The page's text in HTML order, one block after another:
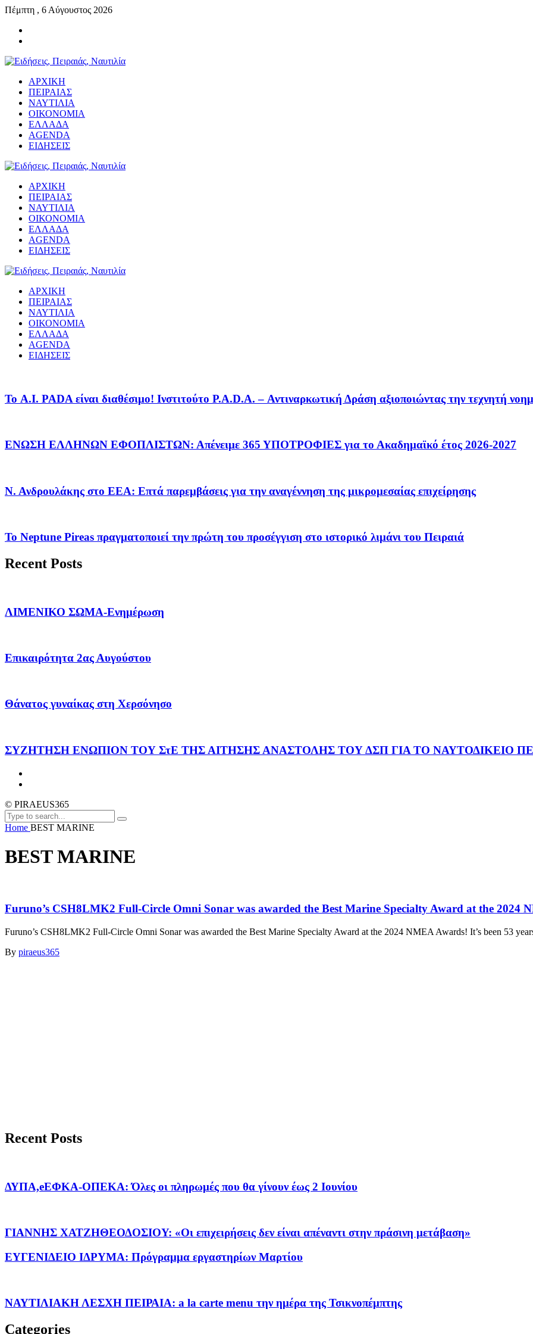
Πέμπτη , 6 Αύγουστος 2026
ΑΡΧΙΚΗ
ΠΕΙΡΑΙΑΣ
ΝΑΥΤΙΛΙΑ
ΟΙΚΟΝΟΜΙΑ
ΕΛΛΑΔΑ
AGENDA
ΕΙΔΗΣΕΙΣ
ΑΡΧΙΚΗ
ΠΕΙΡΑΙΑΣ
ΝΑΥΤΙΛΙΑ
ΟΙΚΟΝΟΜΙΑ
ΕΛΛΑΔΑ
AGENDA
ΕΙΔΗΣΕΙΣ
ΑΡΧΙΚΗ
ΠΕΙΡΑΙΑΣ
ΝΑΥΤΙΛΙΑ
ΟΙΚΟΝΟΜΙΑ
ΕΛΛΑΔΑ
AGENDA
ΕΙΔΗΣΕΙΣ
Το A.I. PADA είναι διαθέσιμο! Ινστιτούτο P.A.D.A. – Αντιναρκωτική Δράση αξιοποιώντας την τεχνητή
ΕΝΩΣΗ ΕΛΛΗΝΩΝ ΕΦΟΠΛΙΣΤΩΝ: Απένειμε 365 ΥΠΟΤΡΟΦΙΕΣ για το Ακαδημαϊκό έτος 2026-2027
Ν. Ανδρουλάκης στο ΕΕΑ: Επτά παρεμβάσεις για την αναγέννηση της μικρομεσαίας επιχείρησης
Το Neptune Pireas πραγματοποιεί την πρώτη του προσέγγιση στο ιστορικό λιμάνι του Πειραιά
Recent Posts
ΛΙΜΕΝΙΚΟ ΣΩΜΑ-Ενημέρωση
Επικαιρότητα 2ας Αυγούστου
Θάνατος γυναίκας στη Χερσόνησο
ΣΥΖΗΤΗΣΗ ΕΝΩΠΙΟΝ ΤΟΥ ΣτΕ ΤΗΣ ΑΙΤΗΣΗΣ ΑΝΑΣΤΟΛΗΣ ΤΟΥ ΔΣΠ ΓΙΑ ΤΟ ΝΑΥΤΟΔΙΚΕΙΟ
© PIRAEUS365
Home BEST MARINE
BEST MARINE
Furuno’s CSH8LMK2 Full-Circle Omni Sonar was awarded the Best Marine Specialty Award at the 2024
Furuno’s CSH8LMK2 Full-Circle Omni Sonar was awarded the Best Marine Specialty Award at the 2024 NMEA Awards! It’s been 53
By piraeus365
Recent Posts
ΔΥΠΑ,eΕΦΚΑ-ΟΠΕΚΑ: Όλες οι πληρωμές που θα γίνουν έως 2 Ιουνίου
ΓΙΑΝΝΗΣ ΧΑΤΖΗΘΕΟΔΟΣΙΟΥ: «Οι επιχειρήσεις δεν είναι απέναντι στην πράσινη μετάβαση»
ΕΥΓΕΝΙΔΕΙΟ ΙΔΡΥΜΑ: Πρόγραμμα εργαστηρίων Μαρτίου
ΝΑΥΤΙΛΙΑΚΗ ΛΕΣΧΗ ΠΕΙΡΑΙΑ: a la carte menu την ημέρα της Τσικνοπέμπτης
Categories